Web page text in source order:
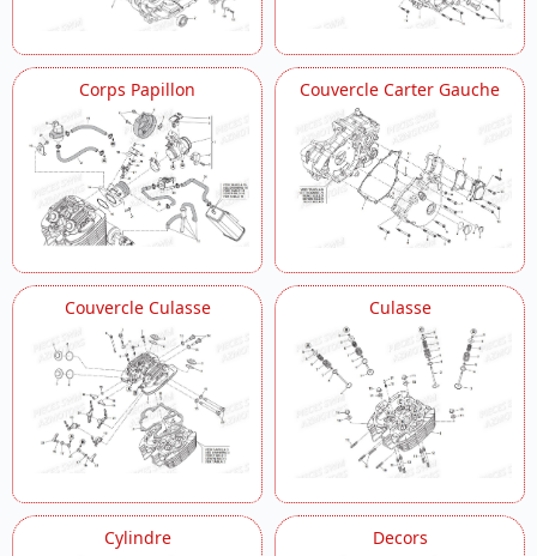
Manuel
Pompe A Huile
Radiateur
Reservoir
Roue Arriere
Roue Avant
Selecteur De Vitesses
Selle
Suspension Arriere
Systeme Abs
Transmission
Vilebrequin
Corps Papillon Couvercle Carter Gauche
Couvercle Culasse Culasse
Cylindre Decors